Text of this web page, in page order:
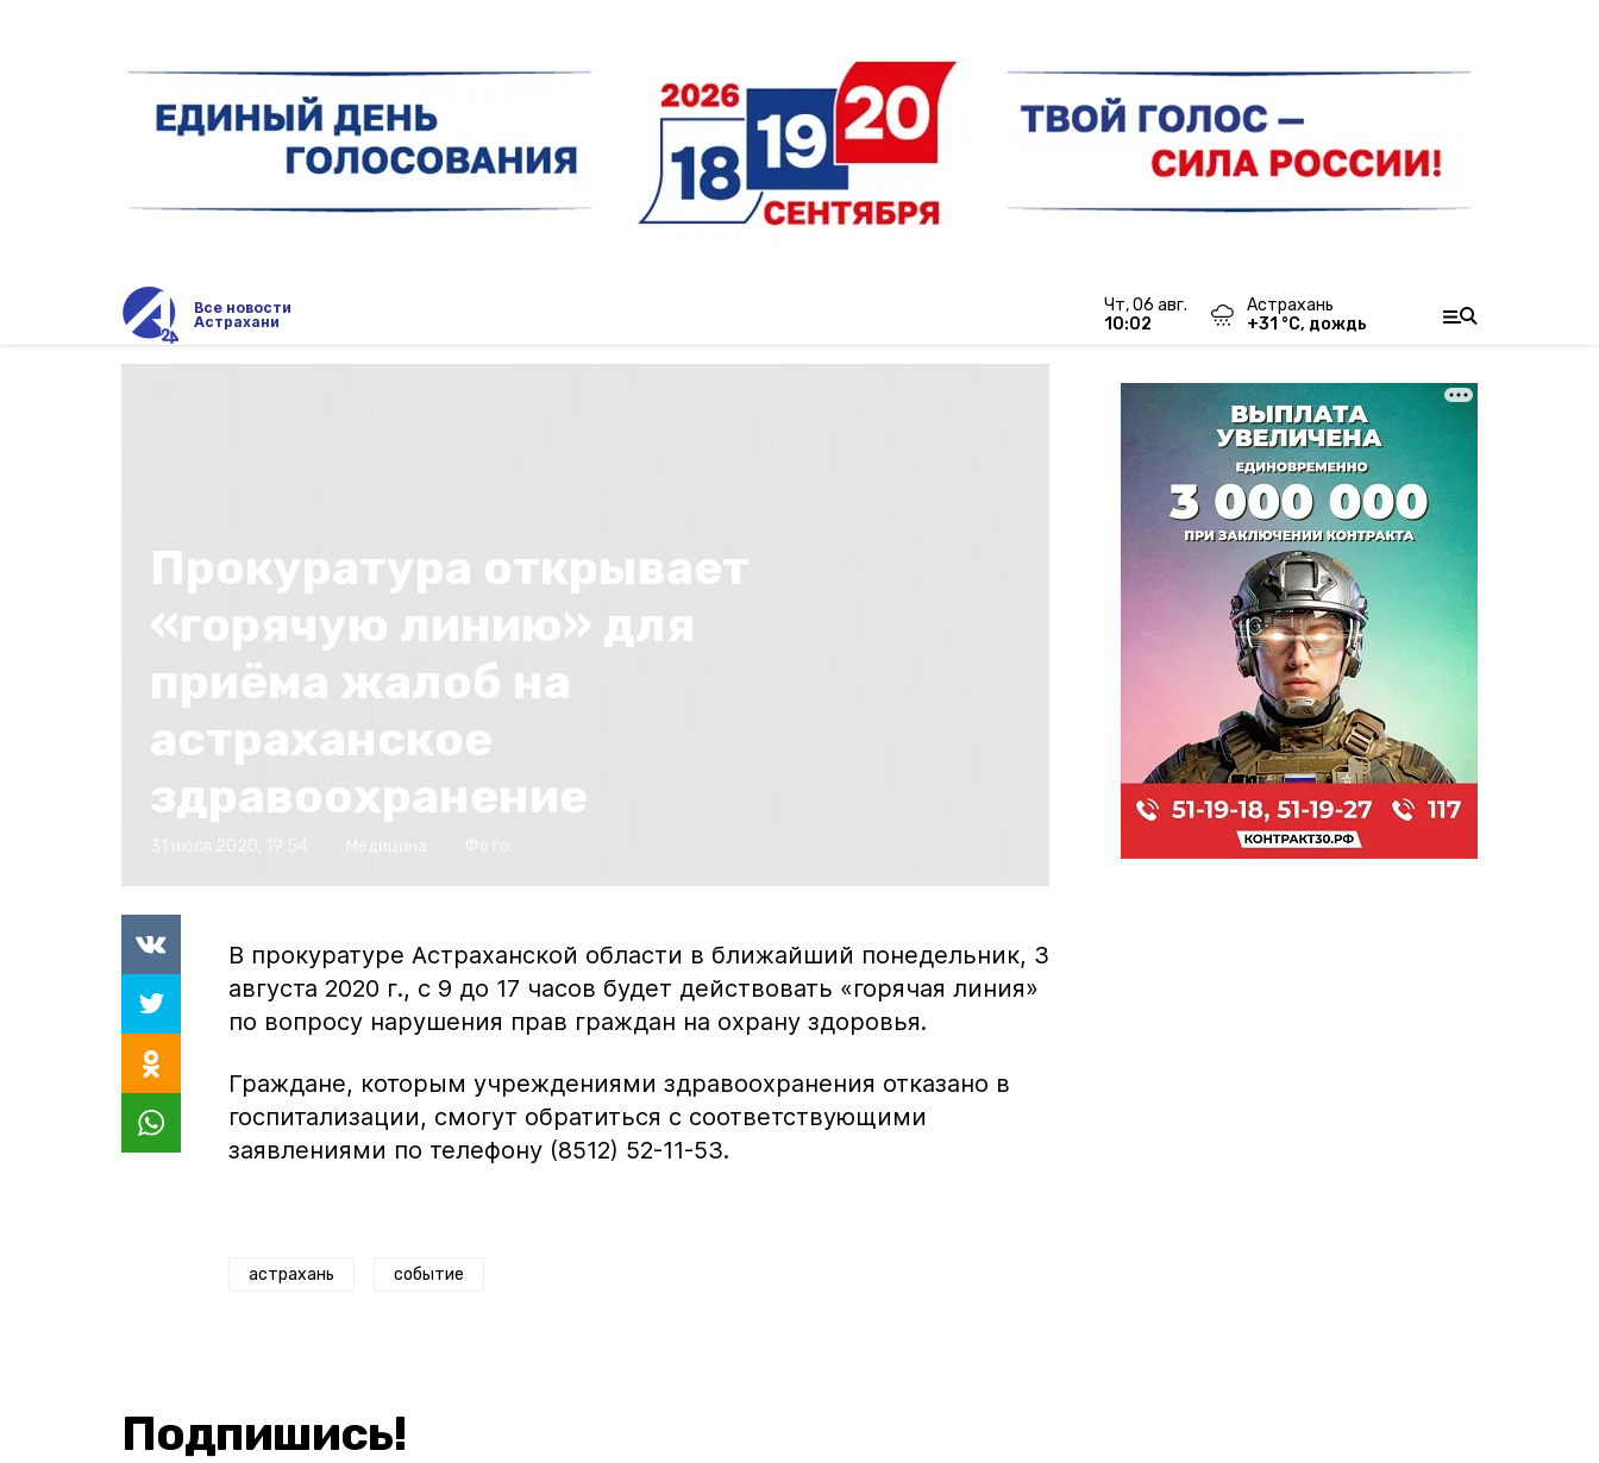
Все новости
Астрахани
чт, 06 авг.
10:02
Астрахань
+31 °С, дождь
Прокуратура открывает
«горячую линию» для
приёма жалоб на
астраханское
здравоохранение
В прокуратуре Астраханской области в ближайший понедельник, 3
августа 2020 г., с 9 до 17 часов будет действовать «горячая линия»
по вопросу нарушения прав граждан на охрану здоровья.
Граждане, которым учреждениями здравоохранения отказано в
госпитализации, смогут обратиться с соответствующими
заявлениями по телефону (8512) 52-11-53.
астрахань событие
Подпишись!